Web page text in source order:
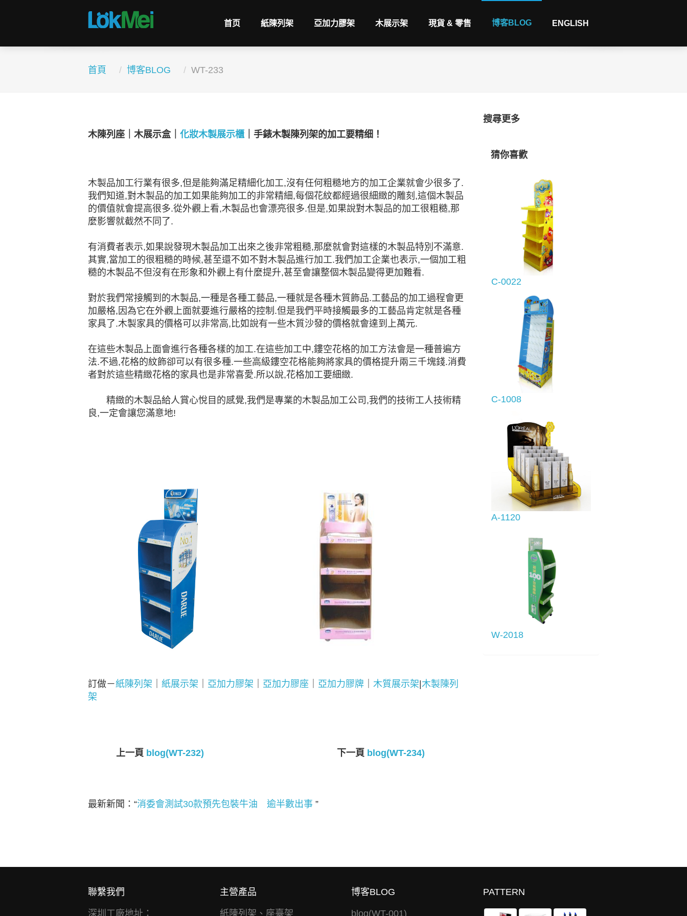
首页 紙陳列架 亞加力膠架 木展示架 現貨 & 零售 博客BLOG ENGLISH
首頁 博客BLOG WT-233
木陳列座｜木展示盒｜ 化妝木製展示櫃 ｜手錶木製陳列架的加工要精细！
木製品加工行業有很多,但是能夠滿足精細化加工,沒有任何粗糙地方的加工企業就會少很多了.
我們知道,對木製品的加工如果能夠加工的非常精細,每個花紋都經過很細緻的雕刻,這個木製品
的價值就會提高很多.從外觀上看,木製品也會漂亮很多.但是,如果說對木製品的加工很粗糙,那
麼影響就截然不同了.
有消費者表示,如果說發現木製品加工出來之後非常粗糙,那麼就會對這樣的木製品特別不滿意.
其實,當加工的很粗糙的時候,甚至還不如不對木製品進行加工.我們加工企業也表示,一個加工粗
糙的木製品不但沒有在形象和外觀上有什麼提升,甚至會讓整個木製品變得更加難看.
對於我們常接觸到的木製品,一種是各種工藝品,一種就是各種木質飾品.工藝品的加工過程會更
加嚴格,因為它在外觀上面就要進行嚴格的控制.但是我們平時接觸最多的工藝品肯定就是各種
家具了.木製家具的價格可以非常高,比如說有一些木質沙發的價格就會達到上萬元.
在這些木製品上面會進行各種各樣的加工.在這些加工中,鏤空花格的加工方法會是一種普遍方
法.不過,花格的紋飾卻可以有很多種.一些高級鏤空花格能夠將家具的價格提升兩三千塊錢.消費
者對於這些精緻花格的家具也是非常喜愛.所以說,花格加工要細緻.
精緻的木製品給人賞心悅目的感覺,我們是專業的木製品加工公司,我們的技術工人技術精
良,一定會讓您滿意地!
訂做－紙陳列架 紙展示架 亞加力膠架 亞加力膠座 亞加力膠牌 木質展示架 木製陳列
架
上一頁 blog(WT-232) 下一頁 blog(WT-234)
最新新聞：“消委會測試30款預先包裝牛油 逾半數出事 ”
搜尋更多
猜你喜歡
C-0022
C-1008
A-1120
W-2018
聯繫我們
深圳工廠地址：
主營產品
紙陳列架、座臺架
博客BLOG
blog(WT-001)
PATTERN